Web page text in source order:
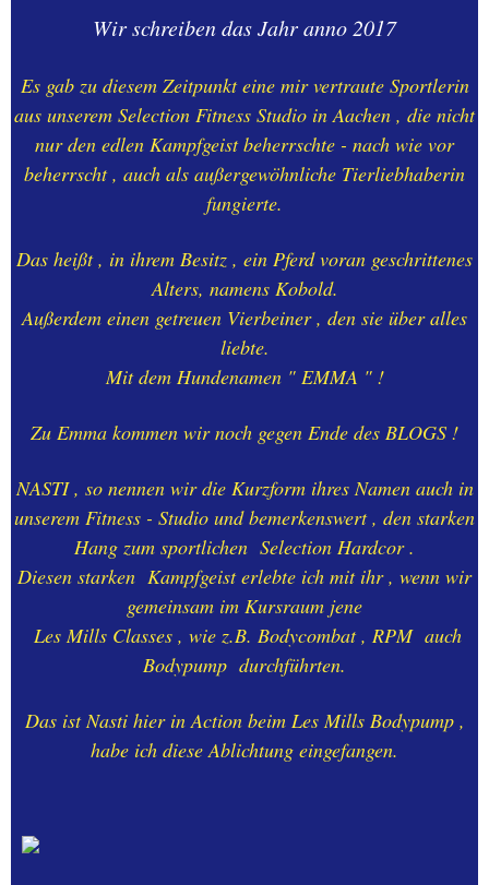
EIFEL-TOUR-mit Lukas-
26.02.2026-
Rurberg+Urfttalspe
NELE & SINA in Oberhausen
- Stunde -3 - 01.März 20
AACHEN & sein
ELISENGARTEN pures
02.- Die Liebe zur Fotografie
Seite 1 in W. + B.
Aachen-Hangeweiher-
Besuch
13.03.2021.-
NATURLANDSCHAFTEN -
BESUCH
2026
Wir schreiben das Jahr anno 2017
Es gab zu diesem Zeitpunkt eine mir vertraute Sportlerin
aus unserem Selection Fitness Studio in Aachen , die nicht
nur den edlen Kampfgeist beherrschte - nach wie vor
beherrscht , auch als außergewöhnliche Tierliebhaberin
fungierte.
Das heißt , in ihrem Besitz , ein Pferd voran geschrittenes
Alters, namens Kobold.
Außerdem einen getreuen Vierbeiner , den sie über alles
liebte.
Mit dem Hundenamen " EMMA " !
Zu Emma kommen wir noch gegen Ende des BLOGS !
NASTI , so nennen wir die Kurzform ihres Namen auch in
unserem Fitness - Studio und bemerkenswert , den starken
Hang zum sportlichen Selection Hardcor .
Diesen starken Kampfgeist erlebte ich mit ihr , wenn wir
gemeinsam im Kursraum jene
Les Mills Classes , wie z.B. Bodycombat , RPM auch
Bodypump durchführten.
Das ist Nasti hier in Action beim Les Mills Bodypump ,
habe ich diese Ablichtung eingefangen.